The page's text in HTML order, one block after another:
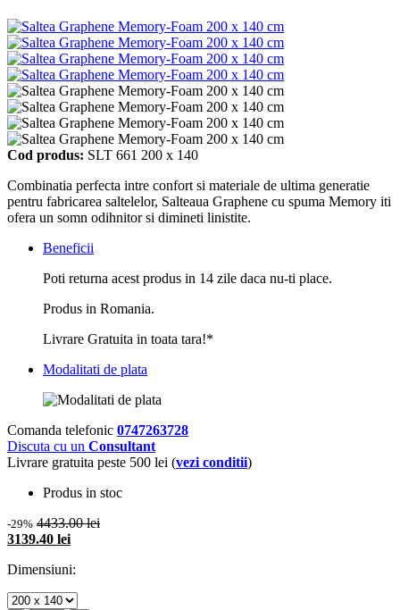
Cod produs: SLT 661 200 x 140
Combinatia perfecta intre confort si materiale de ultima generatie
pentru fabricarea saltelelor, Salteaua Graphene cu spuma Memory iti
ofera un somn odihnitor si dimineti linistite.
Beneficii
Poti returna acest produs in 14 zile daca nu-ti place.
Produs in Romania.
Livrare Gratuita in toata tara!*
Modalitati de plata
Comanda telefonic 0747263728
Discuta cu un Consultant
Livrare gratuita peste 500 lei (vezi conditii)
Produs in stoc
-29% 4433.00 lei
3139.40 lei
Dimensiuni: